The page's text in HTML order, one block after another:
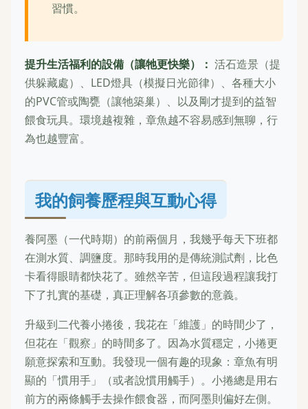
習慣。
提升生活福利的設備（讓牠更快樂）： 活石造景（提
供躲藏處）、LED燈具（模擬日光節律）、各種大小
的PVC管或陶甕（讓牠築巢）、以及剛才提到的益智
餵食玩具。環境越複雜，章魚越不容易感到無聊，行
為也越豐富。
我的飼養歷程與互動心得
養阿墨（一代時期）的前兩個月，我幾乎每天下班都
在測水質、調鹽度。那時我用的是傳統測試劑，比色
卡看得眼睛都快花了。雖然辛苦，但這段過程讓我打
下了扎實的基礎，真正理解各項參數的意義。
升級到二代養小捲後，我花在「維護」的時間少了，
但花在「觀察」的時間多了。因為水質穩定，小捲更
願意探索和互動。我發現一個有趣的現象：章魚有明
顯的「慣用手」（或者說慣用觸手）。小捲總是用右
前方的兩條觸手去操作餵食器，而阿墨則偏好左側。